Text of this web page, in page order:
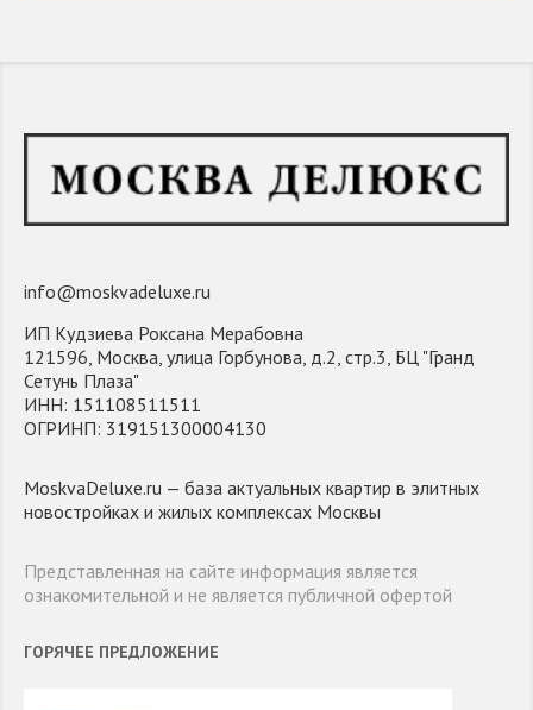
info@moskvadeluxe.ru
ИП Кудзиева Роксана Мерабовна
121596, Москва, улица Горбунова, д.2, стр.3, БЦ "Гранд
Сетунь Плаза"
ИНН: 151108511511
ОГРИНП: 319151300004130
MoskvaDeluxe.ru — база актуальных квартир в элитных
новостройках и жилых комплексах Москвы
Представленная на сайте информация является
ознакомительной и не является публичной офертой
ГОРЯЧЕЕ ПРЕДЛОЖЕНИЕ